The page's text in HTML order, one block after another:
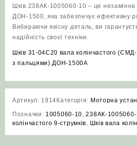
Шків 238АК-1005060-10 – це
ДОН-1500, яка забезпечує ефективну
Вибираючи якісну деталь, ви
надійність своєї техніки.
Шків 31-04С20 вала колінчастого (СМД-
з пальцями) ДОН-1500А
Артикул: 1914 Категорія: Моторна
Позначки: 1005060-10,238АК-
колінчастого 9-струмків, Шків вала